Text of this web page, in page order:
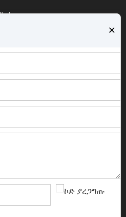
×
link.com
ኤፍ፣ ሕንፃ A1፣ Huaqiang
new district,
32 ዳፉ ራድ፣ ሎንግሁዋ
ፓርክ፣ Qinghua